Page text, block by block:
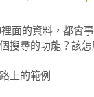
面的資料，都會
搜尋的功能？該怎
上的範例